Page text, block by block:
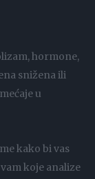
hormone,
snižena ili
u
kako bi vas
koje analize